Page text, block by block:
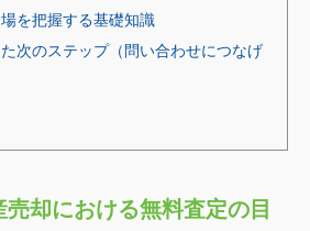
を把握する基礎知識
次のステップ（問い合わせにつなげ
却における無料査定の目